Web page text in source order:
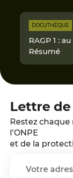
DOCUTHÈQUE
RAGP 1 :
Résumé
Lettre de
Restez
l’ONPE
et de la